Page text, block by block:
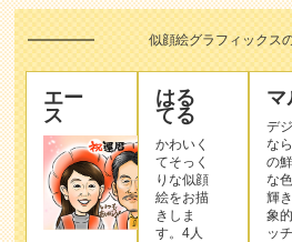
似顔絵グラフィックス
エー
ス
はる
てる
かわいく
てそっく
りな似顔
絵をお描
きしま
す。4人
マ
デ
な
の
な
輝
象
ッ